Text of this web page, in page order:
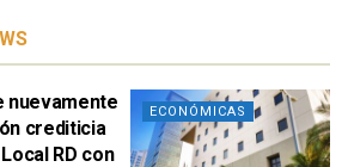
ECONÓMICAS
nuevamente
crediticia
RD con